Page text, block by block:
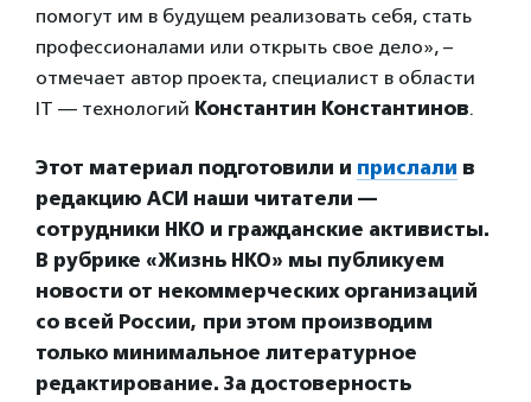
помогут им в будущем реализовать себя, стать
профессионалами или открыть свое дело», –
отмечает автор проекта, специалист в области
IT — технологий Константин Константинов.
Этот материал подготовили и прислали в
редакцию АСИ наши читатели —
сотрудники НКО и гражданские активисты.
В рубрике «Жизнь НКО» мы публикуем
новости от некоммерческих организаций
со всей России, при этом производим
только минимальное литературное
редактирование. За достоверность